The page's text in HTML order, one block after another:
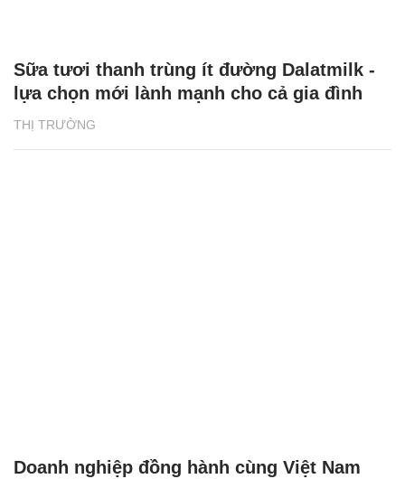
THỊ TRƯỜNG
Sữa tươi thanh trùng ít đường Dalatmilk -
lựa chọn mới lành mạnh cho cả gia đình
Doanh nghiệp đồng hành cùng Việt Nam